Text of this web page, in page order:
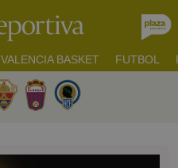
VALENCIA BASKET FUTBOL